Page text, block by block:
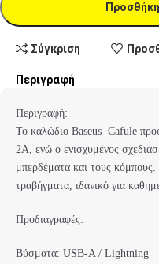
Σύγκριση
Περιγραφή
Περιγραφή:
Το καλώδιο Baseus Cafule
2A, ενώ ο ενισχυμένος
μπερδέματα και τους
τραβήγματα, ιδανικό για
Προδιαγραφές:
Βύσματα: USB-A / Lightning